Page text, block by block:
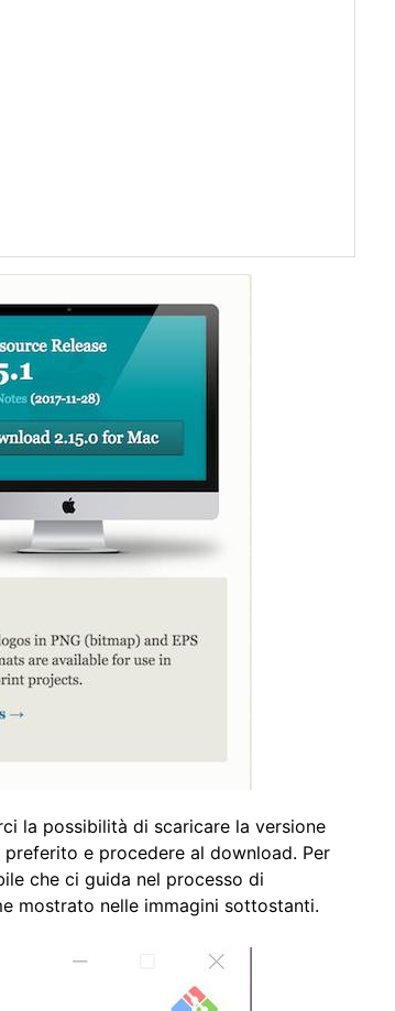
la possibilità di scaricare la versione
e procedere al download. Per
che ci guida nel processo di
mostrato nelle immagini sottostanti.